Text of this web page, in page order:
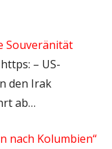
Souveränität
– US-
den Irak
ab…
nach Kolumbien“